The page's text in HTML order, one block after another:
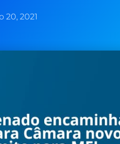
20, 2021